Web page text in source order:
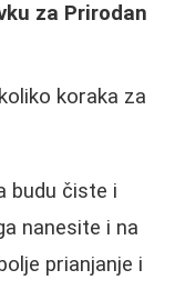
za Prirodan
koraka za
budu čiste i
nanesite i na
prianjanje i